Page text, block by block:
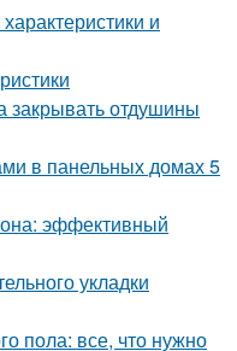
и
закрывать отдушины
в панельных домах 5
эффективный
укладки
пола: все, что нужно